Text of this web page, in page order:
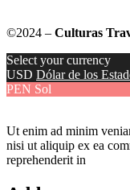
©2024 – Culturas
Select your currency
USD Dólar de los
PEN Sol
Ut enim ad minim
nisi ut aliquip ex ea
reprehenderit in